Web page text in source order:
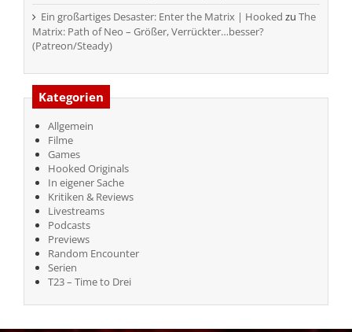
Ein großartiges Desaster: Enter the Matrix | Hooked zu The
Matrix: Path of Neo – Größer, Verrückter…besser?
(Patreon/Steady)
Kategorien
Allgemein
Filme
Games
Hooked Originals
In eigener Sache
Kritiken & Reviews
Livestreams
Podcasts
Previews
Random Encounter
Serien
T23 – Time to Drei